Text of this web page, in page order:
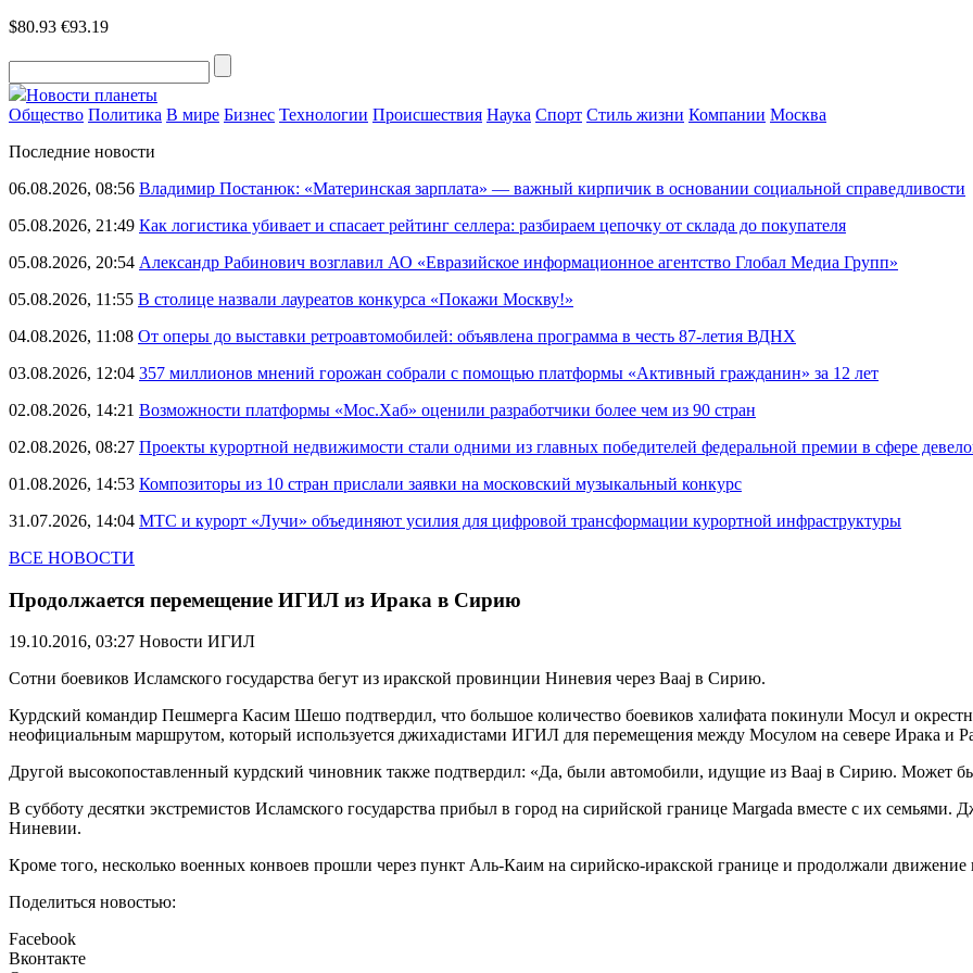
$80.93 €93.19
Новости планеты
Общество Политика В мире Бизнес Технологии Происшествия Наука Спорт Стиль жизни Компании Москва
Последние новости
06.08.2026, 08:56 Владимир Постанюк: «Материнская зарплата» — важный кирпичик в основании социальной справедливости
05.08.2026, 21:49 Как логистика убивает и спасает рейтинг селлера: разбираем цепочку от склада до покупателя
05.08.2026, 20:54 Александр Рабинович возглавил АО «Евразийское информационное агентство Глобал Медиа Групп»
05.08.2026, 11:55 В столице назвали лауреатов конкурса «Покажи Москву!»
04.08.2026, 11:08 От оперы до выставки ретроавтомобилей: объявлена программа в честь 87-летия ВДНХ
03.08.2026, 12:04 357 миллионов мнений горожан собрали с помощью платформы «Активный гражданин» за 12 лет
02.08.2026, 14:21 Возможности платформы «Мос.Хаб» оценили разработчики более чем из 90 стран
02.08.2026, 08:27 Проекты курортной недвижимости стали одними из главных победителей федеральной премии в сфере
01.08.2026, 14:53 Композиторы из 10 стран прислали заявки на московский музыкальный конкурс
31.07.2026, 14:04 МТС и курорт «Лучи» объединяют усилия для цифровой трансформации курортной инфраструктуры
ВСЕ НОВОСТИ
Продолжается перемещение ИГИЛ из Ирака в Сирию
19.10.2016, 03:27 Новости ИГИЛ
Сотни боевиков Исламского государства бегут из иракской провинции Ниневия через Baaj в Сирию.
Курдский командир Пешмерга Касим Шешо подтвердил, что большое количество боевиков халифата покинули Мосул и
неофициальным маршрутом, который используется джихадистами ИГИЛ для перемещения между Мосулом на севере Ирака и
Другой высокопоставленный курдский чиновник также подтвердил: «Да, были автомобили, идущие из Baaj в Сирию. Может
В субботу десятки экстремистов Исламского государства прибыл в город на сирийской границе Margada вместе с их
Ниневии.
Кроме того, несколько военных конвоев прошли через пункт Аль-Каим на сирийско-иракской границе и продолжали
Поделиться новостью:
Facebook
Вконтакте